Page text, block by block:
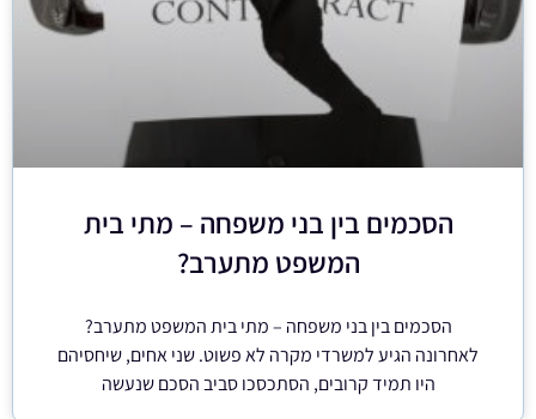
הסכמים בין בני משפחה – מתי בית
המשפט מתערב?
הסכמים בין בני משפחה – מתי בית המשפט מתערב?
לאחרונה הגיע למשרדי מקרה לא פשוט. שני אחים, שיחסיהם
היו תמיד קרובים, הסתכסכו סביב הסכם שנעשה